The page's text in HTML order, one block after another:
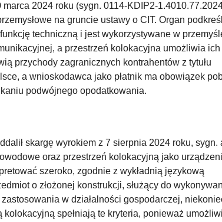
2024 roku (sygn. 0114-KDIP2-
na gruncie ustawy o CIT. Organ
techniczną i jest wykorzystywane w
a przestrzeń kolokacyjna umożliwia ich
przychody zagranicznych kontrahentów z tytułu
a wnioskodawca jako płatnik ma obowiązek
podwójnego opodatkowania.
skargę wyrokiem z 7 sierpnia 2024 roku, sygn.
oraz przestrzeń kolokacyjną jako
szeroko, zgodnie z wykładnią językową
o złożonej konstrukcji, służący do
w działalności gospodarczej,
spełniają te kryteria, ponieważ